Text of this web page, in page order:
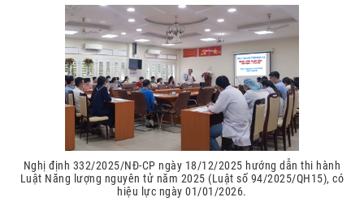
Nghị định 332/2025/NĐ-CP ngày 18/12/2025 hướng dẫn thi hành
Luật Năng lượng nguyên tử năm 2025 (Luật số 94/2025/QH15), có
hiệu lực ngày 01/01/2026.